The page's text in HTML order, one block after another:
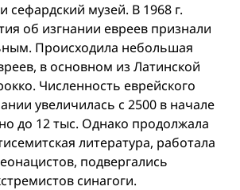
сефардский музей. В 1968 г.
об изгнании евреев признали
Происходила небольшая
в основном из Латинской
Численность еврейского
увеличилась с 2500 в начале
до 12 тыс. Однако продолжала
литература, работала
подвергались
синагоги.